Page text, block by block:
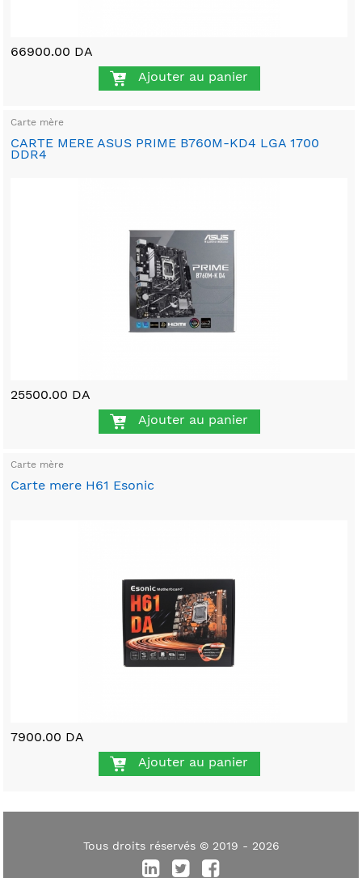
66900.00 DA
Ajouter au panier
Carte mère
CARTE MERE ASUS PRIME B760M-KD4 LGA 1700
DDR4
25500.00 DA
Ajouter au panier
Carte mère
Carte mere H61 Esonic
7900.00 DA
Ajouter au panier
Tous droits réservés © 2019 - 2026